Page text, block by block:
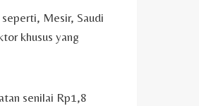
Mesir, Saudi
khusus yang
senilai Rp1,8